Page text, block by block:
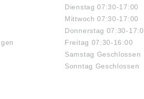
Dienstag 07:30-17:00
Mittwoch 07:30-17:00
Donnerstag 07:30-
Freitag 07:30-16:00
Samstag Geschlossen
Sonntag Geschlossen